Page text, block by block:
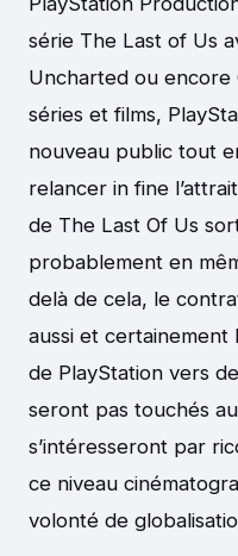
série The Last of Us
Uncharted ou encore
séries et films,
nouveau public tout
relancer in fine
de The Last Of Us
probablement en
delà de cela, le
aussi et
de PlayStation vers
seront pas touchés
s’intéresseront par
ce niveau
volonté de